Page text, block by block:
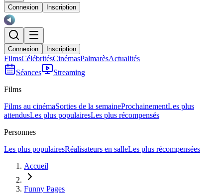
Connexion Inscription
Connexion Inscription
FilmsCélébritésCinémasPalmarèsActualités
Séances
Streaming
Films
Films au cinémaSorties de la semaineProchainementLes plus
attendusLes plus populairesLes plus récompensés
Personnes
Les plus populairesRéalisateurs en salleLes plus récompensées
Accueil
Funny Pages